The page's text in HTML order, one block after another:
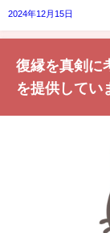
2024年12月15日
復縁を真剣に
を提供してい